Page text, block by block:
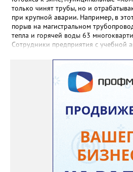
только чинят трубы, но и
при крупной аварии. Например, в
порыв на магистральном
тепла и горячей воды 63
Сотрудники предприятия с учебной
отметили и недочёты. «Например,
несвоевременно приняли меры для
“перемерзания” общей домовой
многоквартирного дома,
ресурсоснабжающей организацией,
— сообщила начальник Главного
Настенко. В следующий раз,
Госжилинспекции, службы должны
оперативно делиться информацией
заинтересованными – от поставщика
потребителей.